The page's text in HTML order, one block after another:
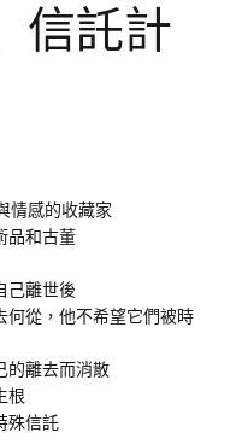
信託計
情感的收藏家
品和古董
己離世後
何從，他不希望它們被時
的離去而消散
根
殊信託